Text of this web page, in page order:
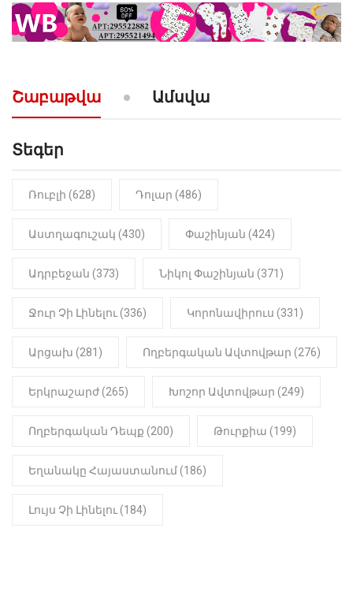
ՔԱՂԱՔԱԿԱՆ 10:52
«Լեզվիդ տալու փոխարեն
Սաղաթելյան (տեսանյութ)
Շաբաթվա Ամսվա
Տեգեր
Ռուբլի (628) Դոլար (486)
Աստղագուշակ (430) Փաշինյան (424)
Ադրբեջան (373) Նիկոլ Փաշինյան (371)
Ջուր Չի Լինելու (336) Կորոնավիրուս (331)
Արցախ (281) Ողբերգական Ավտովթար (276)
Երկրաշարժ (265) Խոշոր Ավտովթար (249)
Ողբերգական Դեպք (200) Թուրքիա (199)
Եղանակը Հայաստանում (186)
Լույս Չի Լինելու (184)